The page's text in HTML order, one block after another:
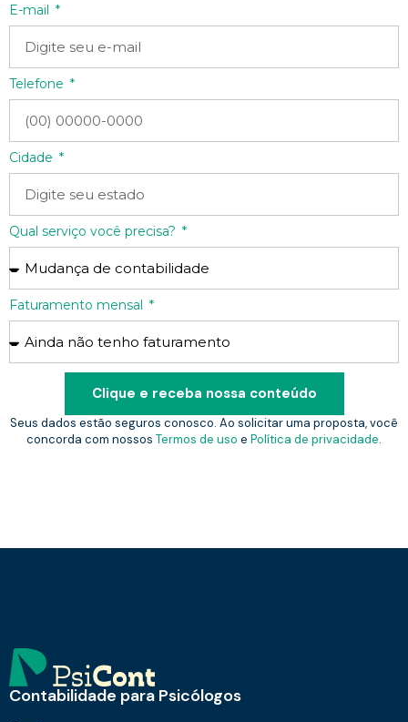
E-mail
Telefone
Cidade
Qual serviço você precisa?
Faturamento mensal
Clique e receba nossa conteúdo
Seus dados estão seguros conosco. Ao solicitar uma proposta, você
concorda com nossos Termos de uso e Política de privacidade.
Contabilidade para Psicólogos